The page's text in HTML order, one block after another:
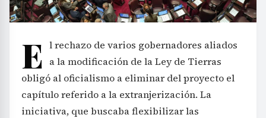
E l rechazo de varios gobernadores aliados
a la modificación de la Ley de Tierras
obligó al oficialismo a eliminar del proyecto el
capítulo referido a la extranjerización. La
iniciativa, que buscaba flexibilizar las